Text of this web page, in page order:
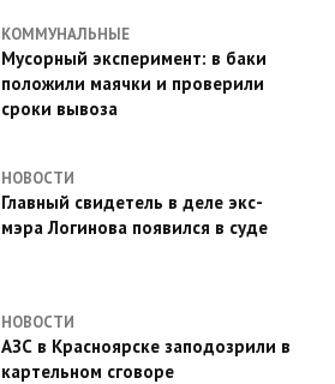
КОММУНАЛЬНЫЕ
Мусорный эксперимент: в баки
положили маячки и проверили
сроки вывоза
НОВОСТИ
Главный свидетель в деле экс-
мэра Логинова появился в суде
НОВОСТИ
АЗС в Красноярске заподозрили в
картельном сговоре